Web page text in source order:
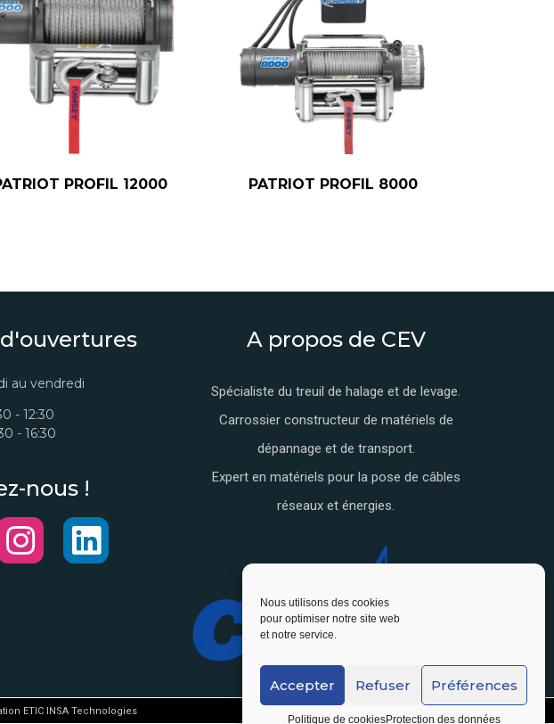
Nous utilisons des cookies
pour optimiser notre site web
et notre service.
Accepter Refuser Préférences
Politique de cookiesProtection des données
PROFIL 12000 PATRIOT PROFIL 8000
au vendredi
- 12:30
- 16:30
nous !
A propos de CEV
Spécialiste du treuil de halage et de levage.
Carrossier constructeur de matériels de
dépannage et de transport.
Expert en matériels pour la pose de câbles
réseaux et énergies.
ETIC INSA Technologies